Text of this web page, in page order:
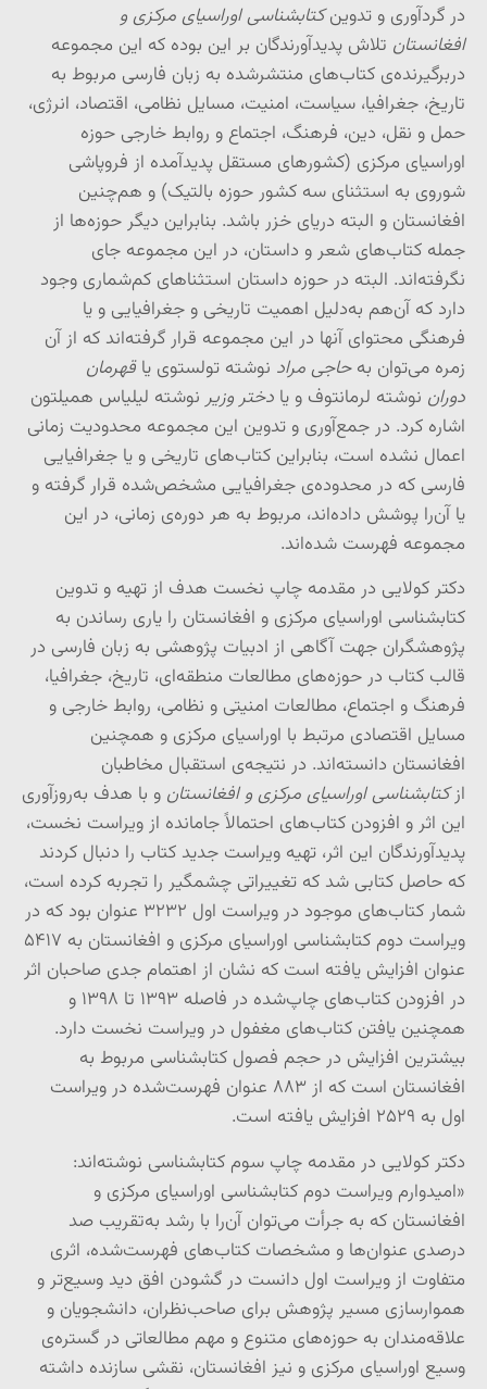
در گردآوری و تدوینکتابشناسی اوراسیای مرکزی و
افغانستان تلاش پدیدآورندگان بر این بوده که این مجموعه
دربرگیرنده‌ی کتاب‌های منتشرشده به زبان فارسی مربوط به
تاریخ، جغرافیا، سیاست، امنیت، مسایل نظامی، اقتصاد، انرژی،
حمل و نقل، دین، فرهنگ، اجتماع و روابط خارجی حوزه
اوراسیای مرکزی (کشورهای مستقل پدیدآمده از فروپاشی
شوروی به استثنای سه کشور حوزه بالتیک) و هم‌چنین
افغانستان و البته دریای خزر باشد. بنابراین دیگر حوزه‌ها از
جمله کتاب‌های شعر و داستان، در این مجموعه جای
نگرفته‌اند. البته در حوزه داستان استثناهای کم‌شماری وجود
دارد که آن‌هم به‌دلیل اهمیت تاریخی و جغرافیایی و یا
فرهنگی محتوای آنها در این مجموعه قرار گرفته‌اند که از آن
زمره می‌توان بهحاجی مراد نوشته تولستوی یاقهرمان
دوران نوشته لرمانتوف و یا دختر وزیر نوشته لیلیاس همیلتون
اشاره کرد. در جمع‌آوری و تدوین این مجموعه محدودیت زمانی
اعمال نشده است، بنابراین کتاب‌های تاریخی و یا جغرافیایی
فارسی که در محدوده‌ی جغرافیایی مشخص‌شده قرار گرفته‌ و
یا آن‌را پوشش داده‌اند، مربوط به هر دوره‌ی زمانی، در این
مجموعه فهرست شده‌اند.
دکتر کولایی در مقدمه چاپ نخست هدف از تهیه و تدوین
کتابشناسی اوراسیای مرکزی و افغانستان را یاری رساندن به
پژوهشگران جهت آگاهی از ادبیات پژوهشی به زبان فارسی در
قالب کتاب در حوزه‌های مطالعات منطقه‌ای، تاریخ، جغرافیا،
فرهنگ و اجتماع، مطالعات امنیتی و نظامی، روابط خارجی و
مسایل اقتصادی مرتبط با اوراسیای مرکزی و همچنین
افغانستان دانسته‌اند. در نتیجه‌ی استقبال مخاطبان
ازکتابشناسی اوراسیای مرکزی و افغانستان و با هدف به‌روزآوری
این اثر و افزودن کتاب‌های احتمالاً جامانده از ویراست نخست،
پدیدآورندگان این اثر، تهیه ویراست جدید کتاب را دنبال کردند
که حاصل کتابی شد که تغییراتی چشمگیر را تجربه کرده است،
شمار کتاب‌های موجود در ویراست اول ۳۲۳۲ عنوان بود که در
ویراست دوم کتابشناسی اوراسیای مرکزی و افغانستان به ۵۴۱۷
عنوان افزایش یافته است که نشان از اهتمام جدی صاحبان اثر
در افزودن کتاب‌های چاپ‌شده در فاصله ۱۳۹۳ تا ۱۳۹۸ و
همچنین یافتن کتاب‌های مغفول در ویراست نخست دارد.
بیشترین افزایش در حجم فصول کتابشناسی مربوط به
افغانستان است که از ۸۸۳ عنوان فهرست‌شده در ویراست
اول به ۲۵۲۹ افزایش یافته است.
دکتر کولایی در مقدمه چاپ سوم کتابشناسی نوشته‌اند:
«امیدوارم ویراست دوم کتابشناسی اوراسیای مرکزی و
افغانستان که به جرأت می‌توان آن‌را با رشد به‌تقریب صد
درصدی عنوان‌ها و مشخصات کتاب‌های فهرست‌شده، اثری
متفاوت از ویراست اول دانست در گشودن افق دید وسیع‌تر و
هموارسازی مسیر پژوهش برای صاحب‌نظران، دانشجویان و
علاقه‌مندان به حوزه‌های متنوع و مهم مطالعاتی در گستره‌ی
وسیع اوراسیای مرکزی و نیز افغانستان، نقشی سازنده داشته